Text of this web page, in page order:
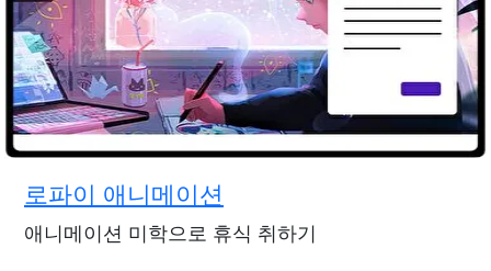
로파이 애니메이션
애니메이션 미학으로 휴식 취하기